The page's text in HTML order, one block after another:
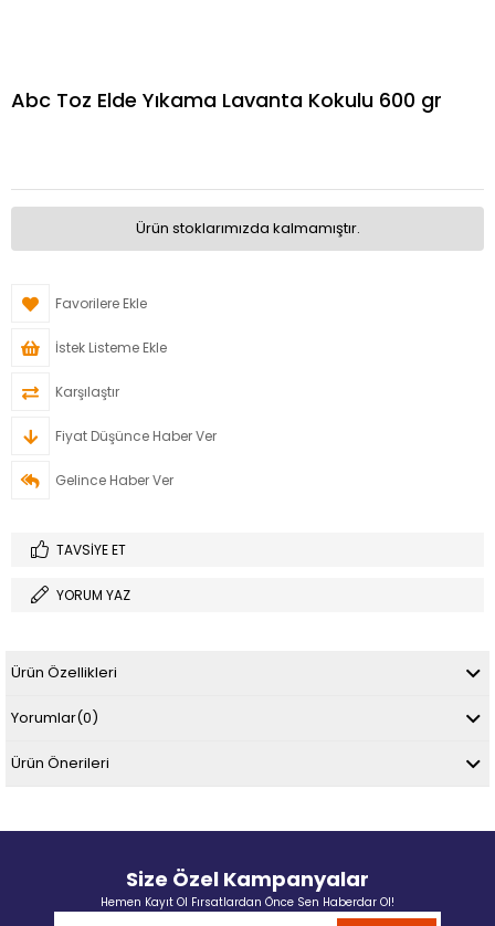
Abc Toz Elde Yıkama Lavanta Kokulu 600 gr
Ürün stoklarımızda kalmamıştır.
Favorilere Ekle
İstek Listeme Ekle
Karşılaştır
Fiyat Düşünce Haber Ver
Gelince Haber Ver
TAVSIYE ET
YORUM YAZ
Ürün Özellikleri
Yorumlar(0)
Ürün Önerileri
Size Özel Kampanyalar
Hemen Kayıt Ol Fırsatlardan Önce Sen Haberdar Ol!